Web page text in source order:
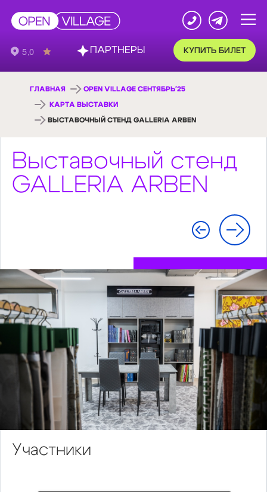
КУПИТЬ БИЛЕТ
ГЛАВНАЯ OPEN VILLAGE СЕНТЯБРЬ'25
КАРТА ВЫСТАВКИ
ВЫСТАВОЧНЫЙ СТЕНД GALLERIA ARBEN
Выставочный стенд
GALLERIA ARBEN
Участники